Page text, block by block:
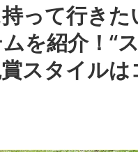
って行き
を紹介！“
スタイル